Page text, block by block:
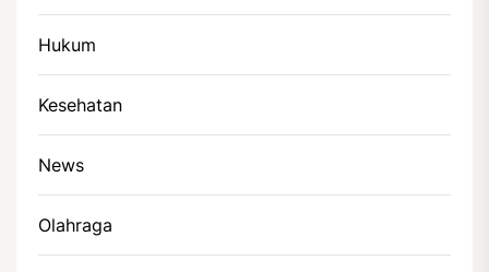
Hukum
Kesehatan
News
Olahraga